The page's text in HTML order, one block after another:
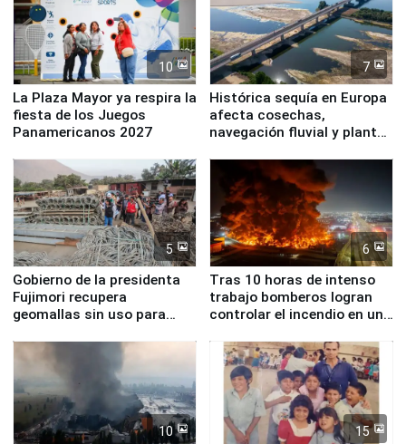
10
La Plaza Mayor ya respira la
fiesta de los Juegos
Panamericanos 2027
7
Histórica sequía en Europa
afecta cosechas,
navegación fluvial y plantas
5
Gobierno de la presidenta
Fujimori recupera
geomallas sin uso para
Fenómeno El Niño
6
Tras 10 horas de intenso
trabajo bomberos logran
controlar el incendio en una
de Chile
10 15